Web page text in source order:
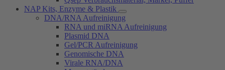
NAP Kits, Enzyme & Plastik
DNA/RNA Aufreinigung
RNA und miRNA Aufreinigung
Plasmid DNA
Gel/PCR Aufreinigung
Genomische DNA
Virale RNA/DNA